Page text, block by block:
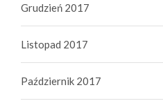
Grudzień 2017
Listopad 2017
Październik 2017